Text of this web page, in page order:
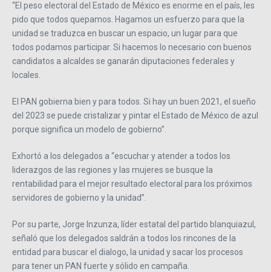
“El peso electoral del Estado de México es enorme en el país, les
pido que todos quepamos. Hagamos un esfuerzo para que la
unidad se traduzca en buscar un espacio, un lugar para que
todos podamos participar. Si hacemos lo necesario con buenos
candidatos a alcaldes se ganarán diputaciones federales y
locales.
El PAN gobierna bien y para todos. Si hay un buen 2021, el sueño
del 2023 se puede cristalizar y pintar el Estado de México de azul
porque significa un modelo de gobierno”.
Exhortó a los delegados a “escuchar y atender a todos los
liderazgos de las regiones y las mujeres se busque la
rentabilidad para el mejor resultado electoral para los próximos
servidores de gobierno y la unidad”.
Por su parte, Jorge Inzunza, líder estatal del partido blanquiazul,
señaló que los delegados saldrán a todos los rincones de la
entidad para buscar el dialogo, la unidad y sacar los procesos
para tener un PAN fuerte y sólido en campaña.